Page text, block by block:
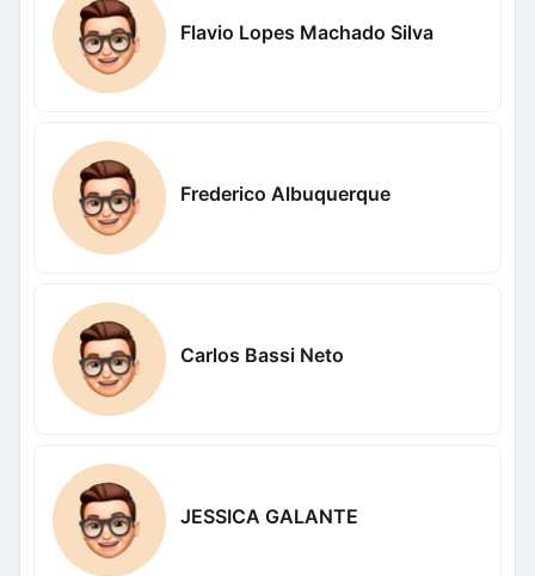
Flavio Lopes Machado Silva
Frederico Albuquerque
Carlos Bassi Neto
JESSICA GALANTE